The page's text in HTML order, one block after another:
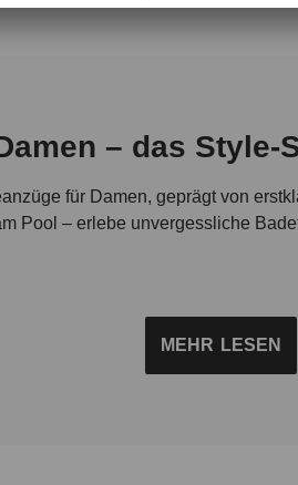
– das
für Damen, geprägt von
Pool – erlebe unvergessliche
Ästhetik in Perfektion bei
MEHR LESEN